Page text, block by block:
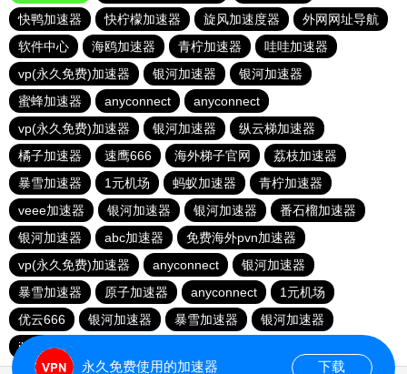
快鸭加速器
快柠檬加速器 旋风加速度器
外网网址导航
软件中心
海鸥加速器 青柠加速器
哇哇加速器
vp(永久免费)加速器
银河加速器
银河加速器
蜜蜂加速器
anyconnect
anyconnect
vp(永久免费)加速器
银河加速器
纵云梯加速器
橘子加速器
速鹰666 海外梯子官网
荔枝加速器
暴雪加速器
1元机场 蚂蚁加速器
青柠加速器
veee加速器
银河加速器 银河加速器
番石榴加速器
银河加速器
abc加速器
免费海外pvn加速器
vp(永久免费)加速器
anyconnect
银河加速器
暴雪加速器
原子加速器 anyconnect
1元机场
优云666
银河加速器 暴雪加速器
银河加速器
ikuuu.me加速器官网
永久免费使用的加速器 下载